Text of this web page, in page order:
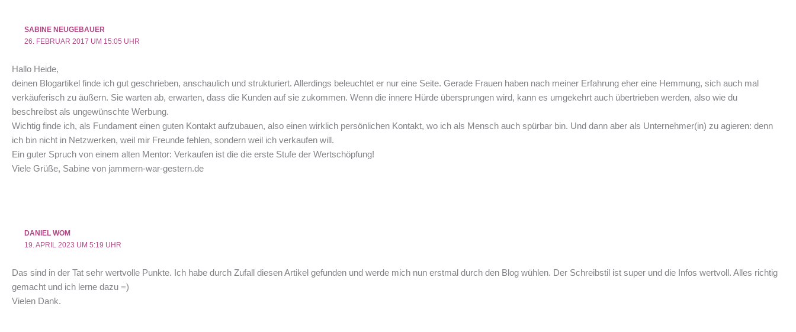
SABINE NEUGEBAUER
26. FEBRUAR 2017 UM 15:05 UHR
Hallo Heide,
deinen Blogartikel finde ich gut geschrieben, anschaulich und strukturiert. Allerdings beleuchtet er nur eine Seite. Gerade Frauen haben nach meiner Erfahrung eher eine Hemmung, sich auch mal
verkäuferisch zu äußern. Sie warten ab, erwarten, dass die Kunden auf sie zukommen. Wenn die innere Hürde übersprungen wird, kann es umgekehrt auch übertrieben werden, also wie du
beschreibst als ungewünschte Werbung.
Wichtig finde ich, als Fundament einen guten Kontakt aufzubauen, also einen wirklich persönlichen Kontakt, wo ich als Mensch auch spürbar bin. Und dann aber als Unternehmer(in) zu agieren: denn
ich bin nicht in Netzwerken, weil mir Freunde fehlen, sondern weil ich verkaufen will.
Ein guter Spruch von einem alten Mentor: Verkaufen ist die die erste Stufe der Wertschöpfung!
Viele Grüße, Sabine von jammern-war-gestern.de
DANIEL WOM
19. APRIL 2023 UM 5:19 UHR
Das sind in der Tat sehr wertvolle Punkte. Ich habe durch Zufall diesen Artikel gefunden und werde mich nun erstmal durch den Blog wühlen. Der Schreibstil ist super und die Infos wertvoll. Alles richtig
gemacht und ich lerne dazu =)
Vielen Dank.